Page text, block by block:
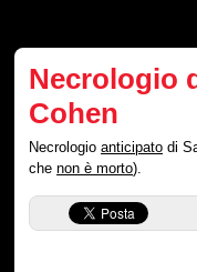
Necrologio
Cohen
Necrologioanticipato di
chenon è morto).